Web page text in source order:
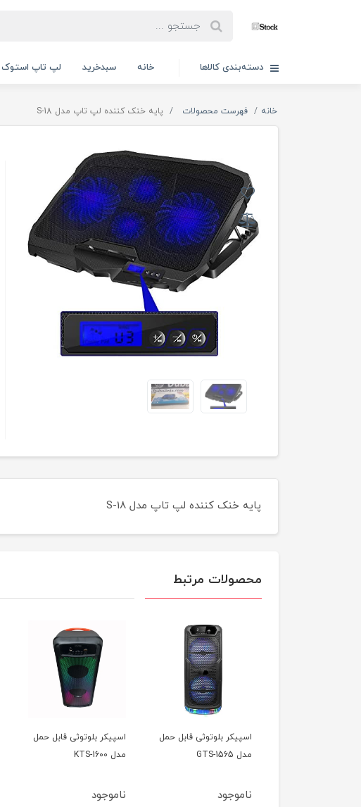
دسته‌بندی کالاها خانه سبدخرید لپ تاپ استوک
خانه فهرست محصولات پایه خنک کننده لپ تاپ مدل S-18
پایه خنک کننده لپ تاپ مدل S-18
محصولات مرتبط
اسپیکر بلوتوثی قابل حمل
مدل GTS-1565
ناموجود
اسپیکر بلوتوثی قابل حمل
مدل KTS-1600
ناموجود